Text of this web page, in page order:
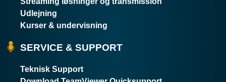
Udlejning
Kurser & undervisning
SERVICE & SUPPORT
Teknisk Support